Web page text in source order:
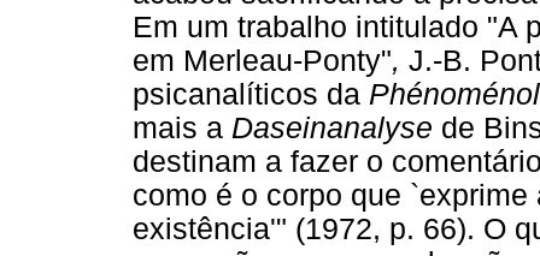
Em um trabalho intitulado "A
em Merleau-Ponty", J.-B.
psicanalíticos da
mais a Daseinanalyse de
destinam a fazer o
como é o corpo que
existência'" (1972, p. 66). O